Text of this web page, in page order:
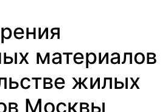
материалов
жилых
Москвы